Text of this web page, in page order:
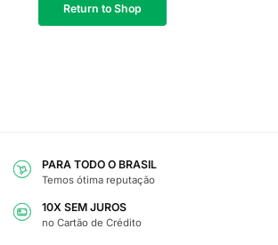
Return to Shop
PARA TODO O BRASIL
Temos ótima reputação
10X SEM JUROS
no Cartão de Crédito